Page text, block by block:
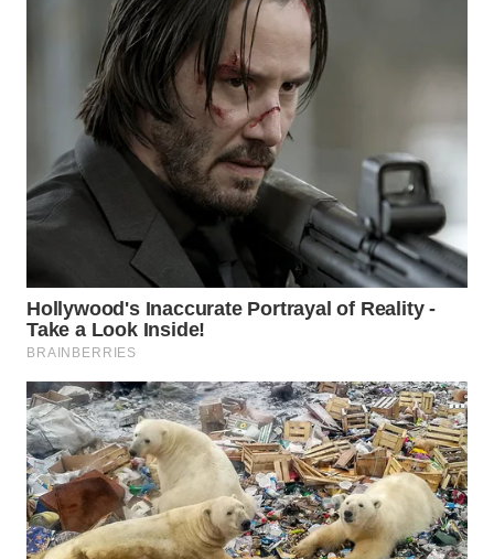
SUMEDANG
WN
CIANJUR
KEPULAUAN
WN
TANGERANG
WN
BINJAI
WN
CIREBON